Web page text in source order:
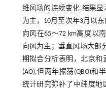
维风场的连续变化.结果
为主，10月至次年3月以
向风在65～72 km高度以
向风为主；垂直风场大部
期拟合分析表明，北京和
(AO),但两年振荡(QBO)和
统计研究弥补了中纬度地